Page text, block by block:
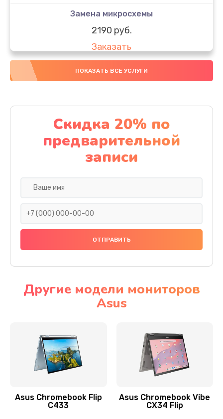
Замена микросхемы
2190 руб.
Заказать
Замена передней камеры
Заказать
Замена полифонического динамика
390 руб.
Заказать
Сбор/Разбор
Чистка динамика и микрофонов (с разбором)
Замена кнопки Home (домой)
Заказать
ПОКАЗАТЬ ВСЕ УСЛУГИ
Скидка 20% по
предварительной
записи
Другие модели мониторов
Asus
Asus Chromebook Flip
C433
Asus Chromebook Vibe
CX34 Flip